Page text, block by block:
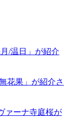
/温日」が紹介
花果」が紹介さ
ァーナ寺庭桜が